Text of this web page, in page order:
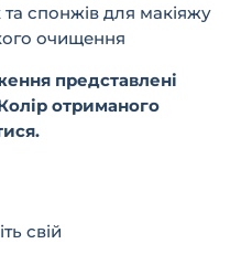
та спонжів для макіяжу
очищення
представлені
отриманого
свій